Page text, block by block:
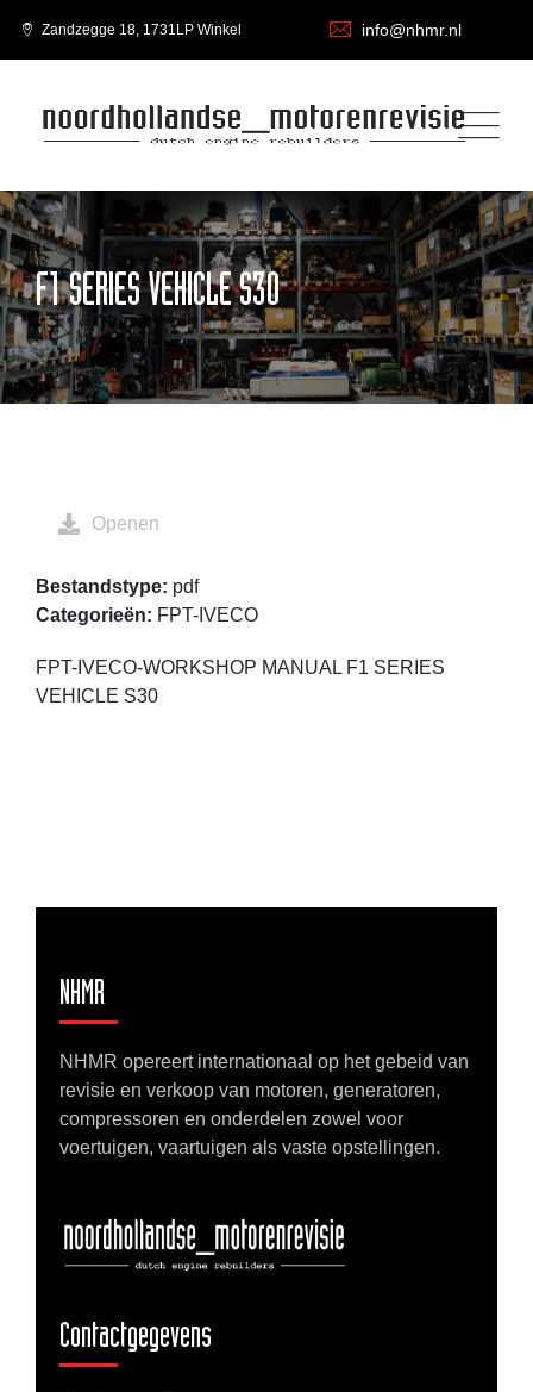
Zandzegge 18, 1731LP Winkel info@nhmr.nl
F1 SERIES VEHICLE S30
FPT-IVECO-WORKSHOP MANUAL F1 SERIES
VEHICLE S30
Openen
Bestandstype: pdf
Categorieën: FPT-IVECO
NHMR
NHMR opereert internationaal op het gebeid van
revisie en verkoop van motoren, generatoren,
compressoren en onderdelen zowel voor
voertuigen, vaartuigen als vaste opstellingen.
Contactgegevens